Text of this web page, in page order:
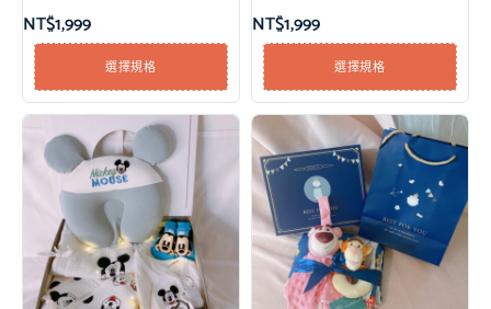
NT$1,999
選擇規格
NT$1,999
選擇規格